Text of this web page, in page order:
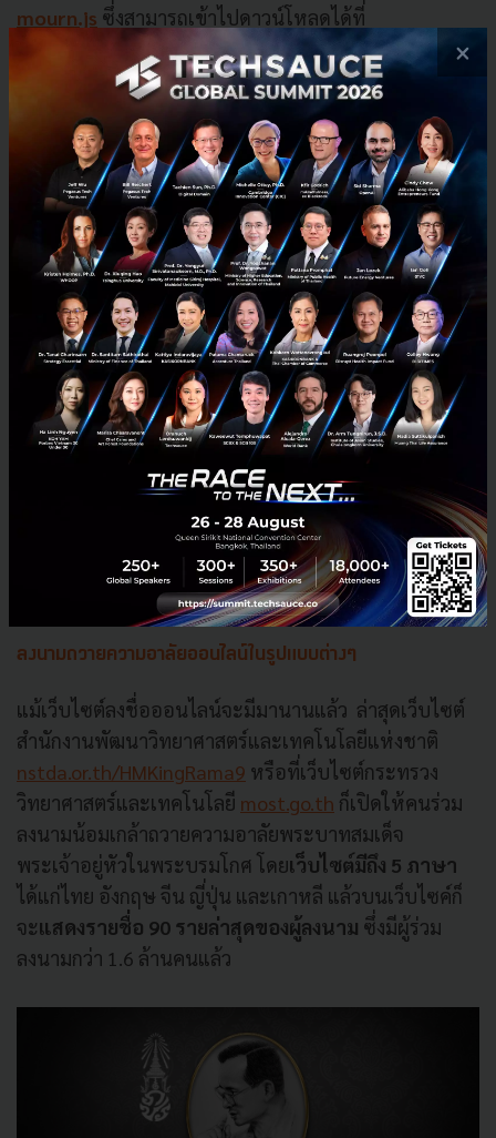
mourn.js ซึ่งสามารถเข้าไปดาวน์โหลดได้ที่
github.com/kanmanus/mourn.js
ลงนามถวายความอาลัยออนไลน์ในรูปแบบต่างๆ
แม้เว็บไซต์ลงชื่อออนไลน์จะมีมานานแล้ว ล่าสุดเว็บไซต์
สำนักงานพัฒนาวิทยาศาสตร์และเทคโนโลยีแห่งชาติ
nstda.or.th/HMKingRama9 หรือที่เว็บไซต์กระทรวง
วิทยาศาสตร์และเทคโนโลยี most.go.th ก็เปิดให้คนร่วม
ลงนามน้อมเกล้าถวายความอาลัยพระบาทสมเด็จ
พระเจ้าอยู่หัวในพระบรมโกศ โดยเว็บไซต์มีถึง 5 ภาษา
ได้แก่ไทย อังกฤษ จีน ญี่ปุ่น และเกาหลี แล้วบนเว็บไซค์ก็
จะแสดงรายชื่อ 90 รายล่าสุดของผู้ลงนาม ซึ่งมีผู้ร่วม
ลงนามกว่า 1.6 ล้านคนแล้ว
×